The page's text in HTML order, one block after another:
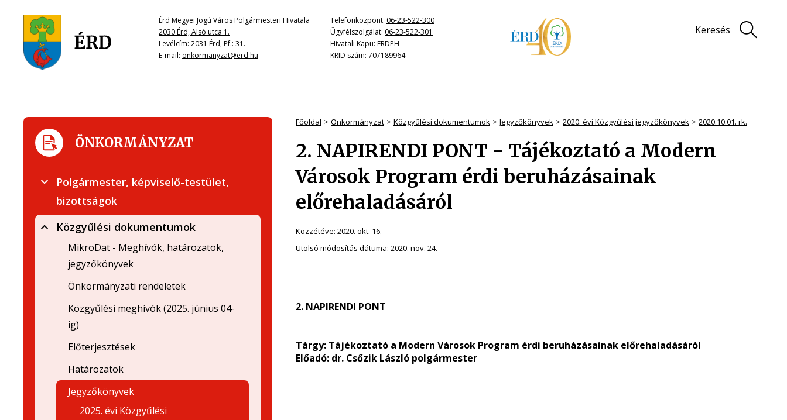
Érd Megyei Jogú Város Polgármesteri Hivatala
2030 Érd, Alsó utca 1.
Levélcím: 2031 Érd, Pf.: 31.
E-mail: onkormanyzat@erd.hu
Telefonközpont: 06-23-522-300
Ügyfélszolgálat: 06-23-522-301
Hivatali Kapu: ERDPH
KRID szám: 707189964
Keresés
Főoldal Önkormányzat Közgyűlési dokumentumok Jegyzőkönyvek 2020. évi Közgyűlési jegyzőkönyvek 2020.10.01. rk.
2. NAPIRENDI PONT - Tájékoztató a Modern
Városok Program érdi beruházásainak
előrehaladásáról
Közzétéve: 2020. okt. 16.
Utolsó módosítás dátuma: 2020. nov. 24.
2. NAPIRENDI PONT
Tárgy: Tájékoztató a Modern Városok Program érdi beruházásainak előrehaladásáról
Előadó: dr. Csőzik László polgármester
ÖNKORMÁNYZAT
Polgármester, képviselő-testület,
bizottságok
Közgyűlési dokumentumok
MikroDat - Meghívók, határozatok,
jegyzőkönyvek
Önkormányzati rendeletek
Közgyűlési meghívók (2025. június 04-
ig)
Előterjesztések
Határozatok
Jegyzőkönyvek
2025. évi Közgyűlési